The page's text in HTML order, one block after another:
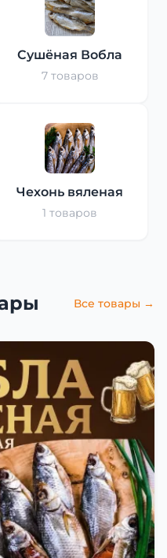
Сушёная Вобла
7 товаров
Чехонь вяленая
1 товаров
Все товары →